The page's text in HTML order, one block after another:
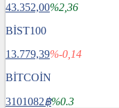
43.352,00%2,36
BİST100
13.779,39%-0,14
BİTCOİN
3101082฿%0.3
Dünya
Spor
Magazin
Teknoloji
Bafra Rehberi